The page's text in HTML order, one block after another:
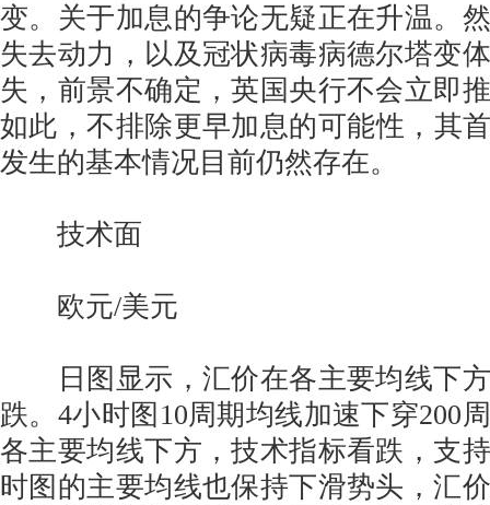
变。关于加息的争论无疑正在升温。
失去动力，以及冠状病毒病德尔塔变
失，前景不确定，英国央行不会立即
如此，不排除更早加息的可能性，其
发生的基本情况目前仍然存在。
技术面
欧元/美元
日图显示，汇价在各主要均线下方
跌。4小时图10周期均线加速下穿200
各主要均线下方，技术指标看跌，支
时图的主要均线也保持下滑势头，汇